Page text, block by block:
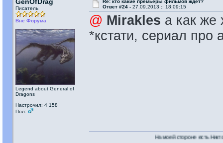
Писатель
Вне Форума
Legend about General of
Dragons
Настрочил: 4 158
Пол:
Re: кто какие премьеры фильмов ждет?
Ответ #24 - 27.09.2013 :: 18:09:15
@ Mirakles а как же
*кстати, сериал про
На моей стороне есть Никто!